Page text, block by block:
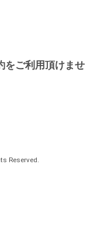
をご利用頂けませ
Reserved.